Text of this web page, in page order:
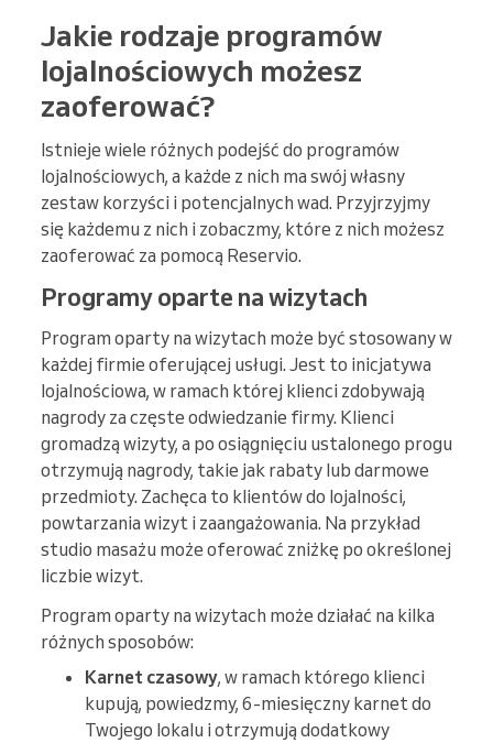
Jakie rodzaje programów
lojalnościowych możesz
zaoferować?
Istnieje wiele różnych podejść do programów
lojalnościowych, a każde z nich ma swój własny
zestaw korzyści i potencjalnych wad. Przyjrzyjmy
się każdemu z nich i zobaczmy, które z nich możesz
zaoferować za pomocą Reservio.
Programy oparte na wizytach
Program oparty na wizytach może być stosowany w
każdej firmie oferującej usługi. Jest to inicjatywa
lojalnościowa, w ramach której klienci zdobywają
nagrody za częste odwiedzanie firmy. Klienci
gromadzą wizyty, a po osiągnięciu ustalonego progu
otrzymują nagrody, takie jak rabaty lub darmowe
przedmioty. Zachęca to klientów do lojalności,
powtarzania wizyt i zaangażowania. Na przykład
studio masażu może oferować zniżkę po określonej
liczbie wizyt.
Program oparty na wizytach może działać na kilka
różnych sposobów:
Karnet czasowy, w ramach którego klienci
kupują, powiedzmy, 6-miesięczny karnet do
Twojego lokalu i otrzymują dodatkowy